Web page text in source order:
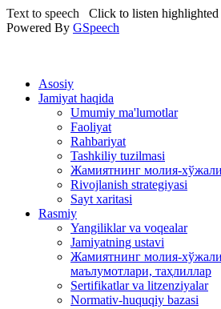
Text to speech Click to listen highlighted
Powered By GSpeech
Asosiy
Jamiyat haqida
Umumiy ma'lumotlar
Faoliyat
Rahbariyat
Tashkiliy tuzilmasi
Жамиятнинг молия-
Rivojlanish strategiyasi
Sayt xaritasi
Rasmiy
Yangiliklar va voqealar
Jamiyatning ustavi
Жамиятнинг молия-
маълумотлари, таҳлиллар
Sertifikatlar va litzenziyalar
Normativ-huquqiy bazasi